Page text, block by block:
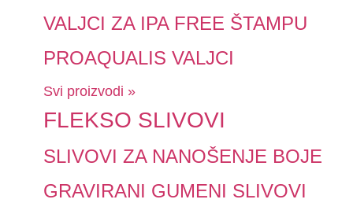
VALJCI ZA IPA FREE ŠTAMPU
PROAQUALIS VALJCI
Svi proizvodi »
FLEKSO SLIVOVI
SLIVOVI ZA NANOŠENJE BOJE
GRAVIRANI GUMENI SLIVOVI